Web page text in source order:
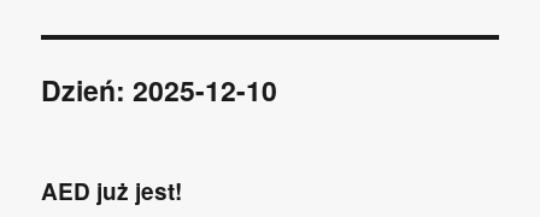
Dzień: 2025-12-10
AED już jest!